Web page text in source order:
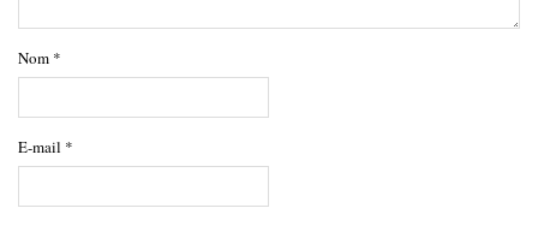
Nom *
E-mail *